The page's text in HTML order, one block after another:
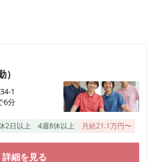
1
6分
2日以上 4週8休以上 月給21.1万円〜
詳細を見る